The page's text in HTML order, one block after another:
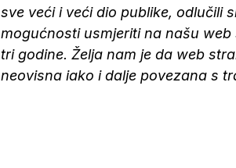
sve veći i veći dio publike, odlučili
mogućnosti usmjeriti na našu
tri godine. Želja nam je da web
neovisna iako i dalje povezana s